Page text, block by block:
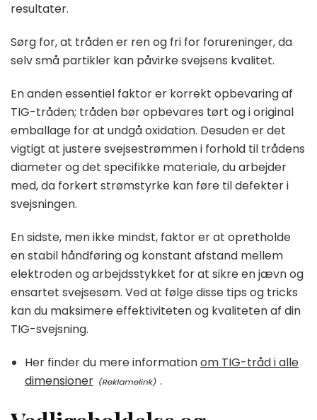
resultater.
Sørg for, at tråden er ren og fri for forureninger, da
selv små partikler kan påvirke svejsens kvalitet.
En anden essentiel faktor er korrekt opbevaring af
TIG-tråden; tråden bør opbevares tørt og i original
emballage for at undgå oxidation. Desuden er det
vigtigt at justere svejsestrømmen i forhold til trådens
diameter og det specifikke materiale, du arbejder
med, da forkert strømstyrke kan føre til defekter i
svejsningen.
En sidste, men ikke mindst, faktor er at opretholde
en stabil håndføring og konstant afstand mellem
elektroden og arbejdsstykket for at sikre en jævn og
ensartet svejsesøm. Ved at følge disse tips og tricks
kan du maksimere effektiviteten og kvaliteten af din
TIG-svejsning.
Her finder du mere informationom TIG-tråd i alle
dimensioner
.